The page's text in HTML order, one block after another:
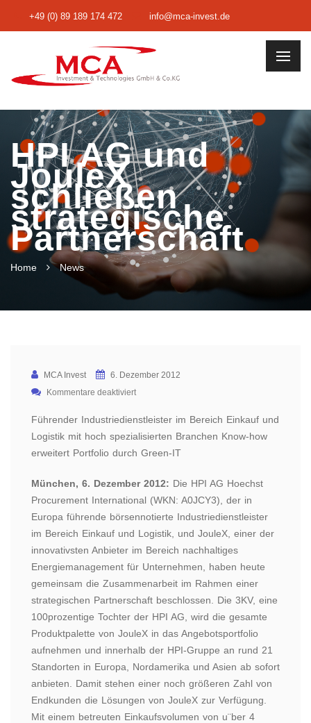
+49 (0) 89 189 174 472 info@mca-invest.de
HPI AG und
JouleX
schließen
strategische
Partnerschaft
Home News
MCA Invest
6. Dezember 2012
Kommentare deaktiviert
Führender Industriedienstleister im Bereich Einkauf und
Logistik mit hoch spezialisierten Branchen Know-how
erweitert Portfolio durch Green-IT
München, 6. Dezember 2012: Die HPI AG Hoechst
Procurement International (WKN: A0JCY3), der in
Europa führende börsennotierte Industriedienstleister
im Bereich Einkauf und Logistik, und JouleX, einer der
innovativsten Anbieter im Bereich nachhaltiges
Energiemanagement für Unternehmen, haben heute
gemeinsam die Zusammenarbeit im Rahmen einer
strategischen Partnerschaft beschlossen. Die 3KV, eine
100prozentige Tochter der HPI AG, wird die gesamte
Produktpalette von JouleX in das Angebotsportfolio
aufnehmen und innerhalb der HPI-Gruppe an rund 21
Standorten in Europa, Nordamerika und Asien ab sofort
anbieten. Damit stehen einer noch größeren Zahl von
Endkunden die Lösungen von JouleX zur Verfügung.
Mit einem betreuten Einkaufsvolumen von u¨ber 4